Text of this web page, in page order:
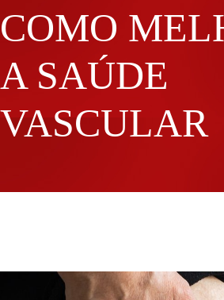
COMO
A SAÚDE
VASCULAR